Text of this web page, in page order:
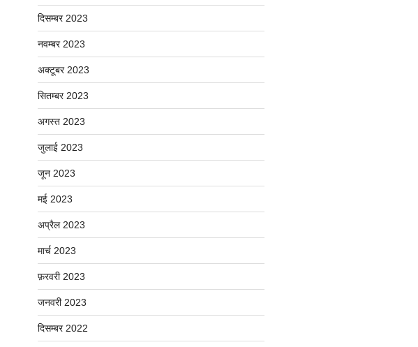
दिसम्बर 2023
नवम्बर 2023
अक्टूबर 2023
सितम्बर 2023
अगस्त 2023
जुलाई 2023
जून 2023
मई 2023
अप्रैल 2023
मार्च 2023
फ़रवरी 2023
जनवरी 2023
दिसम्बर 2022